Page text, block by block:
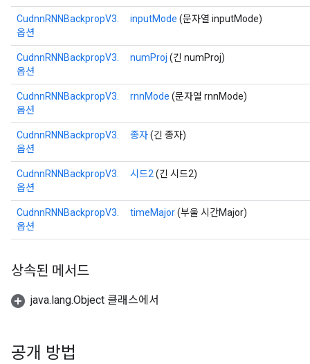
CudnnRNNBackpropV3.
옵션
inputMode (문자열 inputMode)
CudnnRNNBackpropV3.
옵션
numProj (긴 numProj)
CudnnRNNBackpropV3.
옵션
rnnMode (문자열 rnnMode)
CudnnRNNBackpropV3.
옵션
종자(긴 종자)
CudnnRNNBackpropV3.
옵션
시드2 (긴 시드2)
CudnnRNNBackpropV3.
옵션
timeMajor(부울 시간Major)
상속된 메서드
java.lang.Object 클래스에서
공개 방법